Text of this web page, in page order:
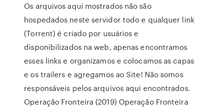
Os arquivos aqui mostrados não são
hospedados neste servidor todo e qualquer link
(Torrent) é criado por usuários e
disponibilizados na web, apenas encontramos
esses links e organizamos e colocamos as capas
e os trailers e agregamos ao Site! Não somos
responsáveis pelos arquivos aqui encontrados.
Operação Fronteira (2019) Operação Fronteira